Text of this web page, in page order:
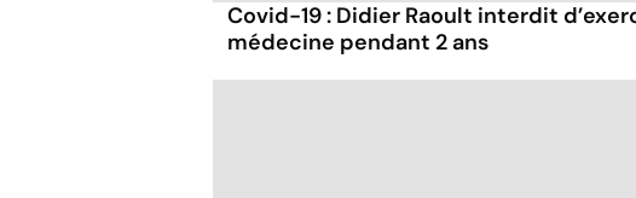
Covid-19 : Didier Raoult interdit
médecine pendant 2 ans